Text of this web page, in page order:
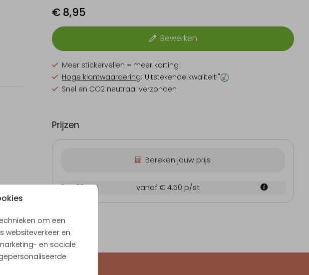
om een
websiteverkeer en
en sociale
€ 8,95
Bewerken
Meer stickervellen = meer korting
Hoge klantwaardering:"Uitstekende kwaliteit!"
Snel en CO2 neutraal verzonden
Prijzen
Bereken jouw prijs
21 × 30 cm vanaf € 4,50 p/st